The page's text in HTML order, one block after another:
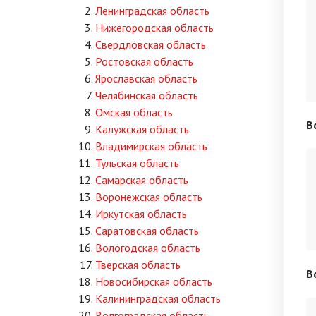
Ленинградская область
Нижегородская область
Свердловская область
Ростовская область
Ярославская область
Челябинская область
Омская область
Калужская область
Владимирская область
Тульская область
Самарская область
Воронежская область
Иркутская область
Саратовская область
Вологодская область
Тверская область
Новосибирская область
Калининградская область